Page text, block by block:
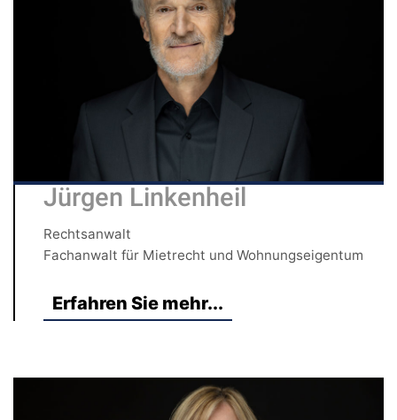
Jürgen Linkenheil
Rechtsanwalt
Fachanwalt für Mietrecht und Wohnungseigentum
Erfahren Sie mehr...